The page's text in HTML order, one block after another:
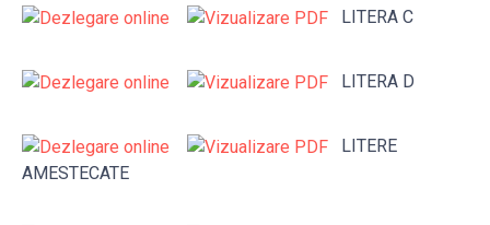
LITERA C
LITERA D
LITERE
AMESTECATE